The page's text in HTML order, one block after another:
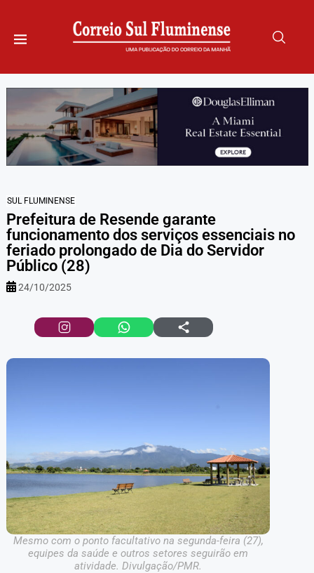
SUL FLUMINENSE
Prefeitura de Resende garante
funcionamento dos serviços essenciais no
feriado prolongado de Dia do Servidor
Público (28)
24/10/2025
Mesmo com o ponto facultativo na segunda-feira (27),
equipes da saúde e outros setores seguirão em
atividade. Divulgação/PMR.